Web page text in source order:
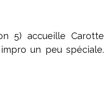
5) accueille Carotte
un peu spéciale.